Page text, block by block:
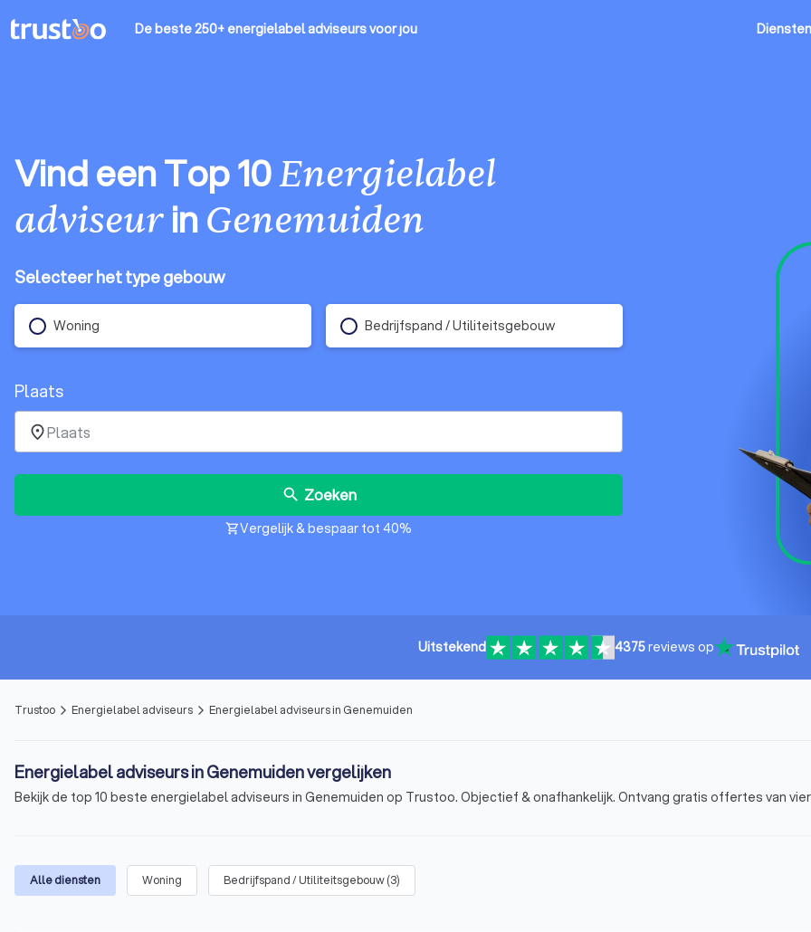
De beste 250+ energielabel adviseursvoor jou Diensten
Vind een Top 10Energielabel
adviseurinGenemuiden
Selecteer het type gebouw
Woning Bedrijfspand / Utiliteitsgebouw
Plaats
place
search Zoeken
shopping_cartVergelijk & bespaar tot 40%
Uitstekend 4375reviews op
Trustoo arrow_forward_ios Energielabel adviseurs arrow_forward_ios Energielabel adviseurs in Genemuiden
Energielabel adviseurs in Genemuiden vergelijken
Bekijk de top 10 beste energielabel adviseurs in Genemuiden op Trustoo. Objectief & onafhankelijk. Ontvang gratis offertes van
Alle diensten Woning Bedrijfspand / Utiliteitsgebouw(3)